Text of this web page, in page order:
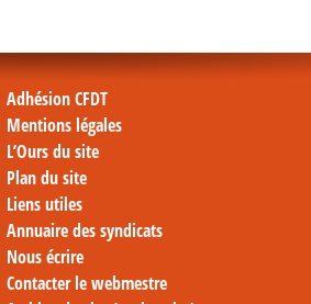
Adhésion CFDT
Mentions légales
L’Ours du site
Plan du site
Liens utiles
Annuaire des syndicats
Nous écrire
Contacter le webmestre